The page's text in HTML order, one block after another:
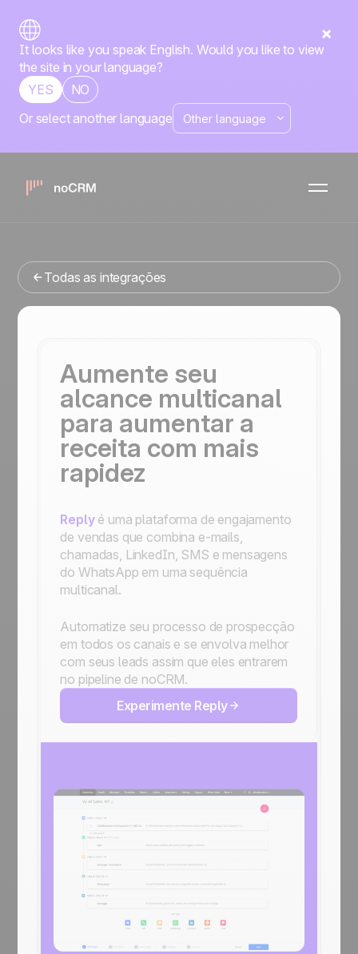
It looks like you speak English. Would you like to view
the site in your language?
YES
NO
Or select another language
No-code
ReplyxnoCRM
Está procurando uma ferramenta de gestao de vendas
Todas as integrações
Aumente seu
alcance multicanal
para aumentar a
receita com mais
rapidez
Replyé uma plataforma de engajamento
de vendas que combina e-mails,
chamadas, LinkedIn, SMS e mensagens
do WhatsApp em uma sequência
multicanal.
Automatize seu processo de prospecção
em todos os canais e se envolva melhor
com seus leads assim que eles entrarem
no pipeline de noCRM.
Experimente Reply